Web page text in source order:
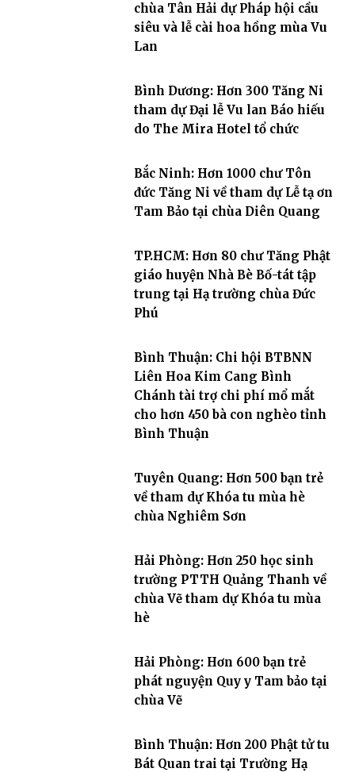
chùa Tân Hải dự Pháp hội cầu
siêu và lễ cài hoa hồng mùa Vu
Lan
Bình Dương: Hơn 300 Tăng Ni
tham dự Đại lễ Vu lan Báo hiếu
do The Mira Hotel tổ chức
Bắc Ninh: Hơn 1000 chư Tôn
đức Tăng Ni về tham dự Lễ tạ ơn
Tam Bảo tại chùa Diên Quang
TP.HCM: Hơn 80 chư Tăng Phật
giáo huyện Nhà Bè Bố-tát tập
trung tại Hạ trường chùa Đức
Phú
Bình Thuận: Chi hội BTBNN
Liên Hoa Kim Cang Bình
Chánh tài trợ chi phí mổ mắt
cho hơn 450 bà con nghèo tỉnh
Bình Thuận
Tuyên Quang: Hơn 500 bạn trẻ
về tham dự Khóa tu mùa hè
chùa Nghiêm Sơn
Hải Phòng: Hơn 250 học sinh
trường PTTH Quảng Thanh về
chùa Vẽ tham dự Khóa tu mùa
hè
Hải Phòng: Hơn 600 bạn trẻ
phát nguyện Quy y Tam bảo tại
chùa Vẽ
Bình Thuận: Hơn 200 Phật tử tu
Bát Quan trai tại Trường Hạ